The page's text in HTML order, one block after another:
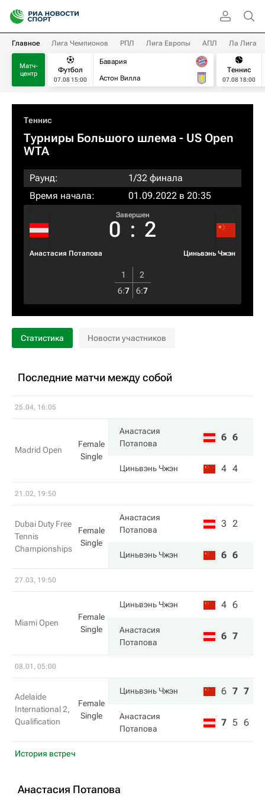
Главное Лига Чемпионов РПЛ Лига Европы АПЛ Ла Лига
Матч-
центр
Футбол
07.08 15:00
Бавария
Астон Вилла
Теннис
07.08 18:00
Теннис
Турниры Большого шлема - US Open
WTA
Раунд:
1/32 финала
Время начала:
01.09.2022 в 20:35
Анастасия Потапова
Завершен
0 : 2
Циньвэнь Чжэн
1
2
6:7 6:7
Статистика Новости участников
Последние матчи между собой
25.04, 16:05
Madrid Open
Female
Single
Анастасия
Потапова
6 6
Циньвэнь Чжэн 4 4
21.02, 19:50
Dubai Duty Free
Tennis
Championships
Female
Single
Анастасия
Потапова
3 2
Циньвэнь Чжэн 6 6
27.03, 19:50
Miami Open
Female
Single
Циньвэнь Чжэн 4 6
Анастасия
Потапова
6 7
08.01, 05:00
Adelaide
International 2,
Qualification
Female
Single
Циньвэнь Чжэн 6 7 7
Анастасия
Потапова
7 5 6
История встреч
Анастасия Потапова